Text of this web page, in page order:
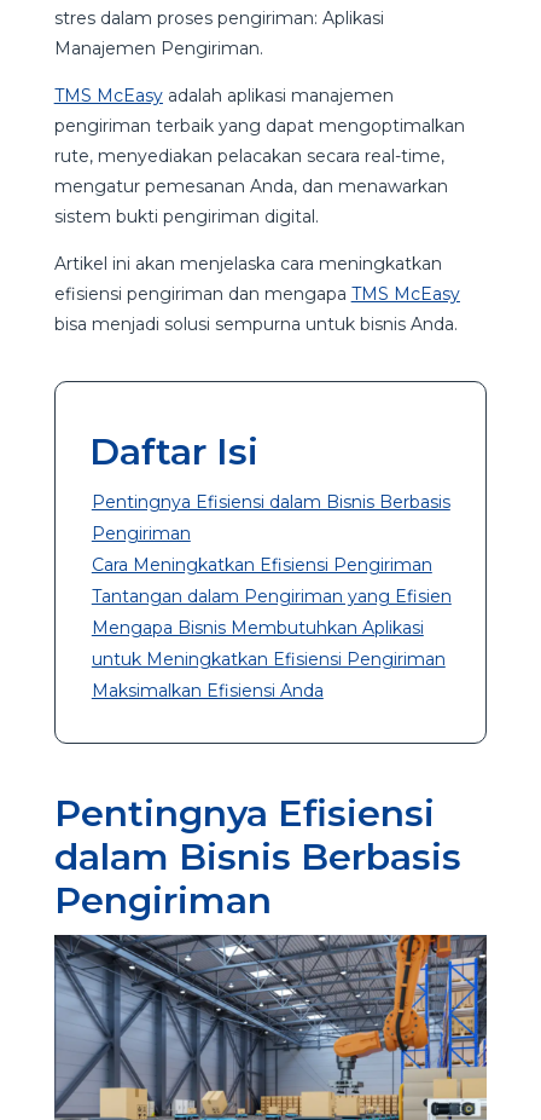
stres dalam proses pengiriman: Aplikasi
Manajemen Pengiriman.
TMS McEasyadalah aplikasi manajemen
pengiriman terbaik yang dapat mengoptimalkan
rute, menyediakan pelacakan secara real-time,
mengatur pemesanan Anda, dan menawarkan
sistem bukti pengiriman digital.
Artikel ini akan menjelaska cara meningkatkan
efisiensi pengiriman dan mengapa TMS McEasy
bisa menjadi solusi sempurna untuk bisnis Anda.
Daftar Isi
Pentingnya Efisiensi dalam Bisnis Berbasis
Pengiriman
Cara Meningkatkan Efisiensi Pengiriman
Tantangan dalam Pengiriman yang Efisien
Mengapa Bisnis Membutuhkan Aplikasi
untuk Meningkatkan Efisiensi Pengiriman
Maksimalkan Efisiensi Anda
Pentingnya Efisiensi
dalam Bisnis Berbasis
Pengiriman